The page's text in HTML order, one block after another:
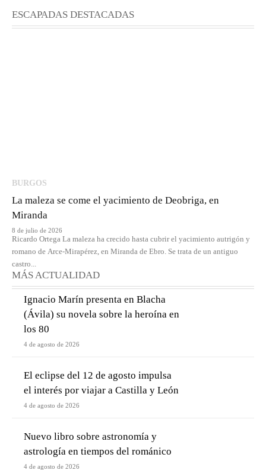
ESCAPADAS DESTACADAS
BURGOS
La maleza se come el yacimiento de Deobriga, en
Miranda
8 de julio de 2026
Ricardo Ortega La maleza ha crecido hasta cubrir el yacimiento autrigón y
romano de Arce-Mirapérez, en Miranda de Ebro. Se trata de un antiguo
castro...
MÁS ACTUALIDAD
Ignacio Marín presenta en Blacha
(Ávila) su novela sobre la heroína en
los 80
4 de agosto de 2026
El eclipse del 12 de agosto impulsa
el interés por viajar a Castilla y León
4 de agosto de 2026
Nuevo libro sobre astronomía y
astrología en tiempos del románico
4 de agosto de 2026